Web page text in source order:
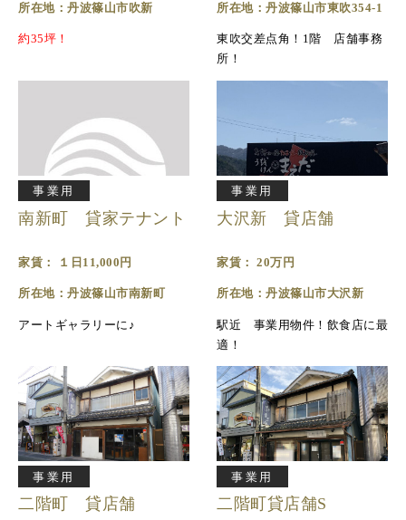
所在地：丹波篠山市吹新
約35坪！
所在地：丹波篠山市東吹354-1
東吹交差点角！1階 店舗事務
所！
事業用
南新町 貸家テナント
家賃： １日11,000円
所在地：丹波篠山市南新町
アートギャラリーに♪
事業用
大沢新 貸店舗
家賃： 20万円
所在地：丹波篠山市大沢新
駅近 事業用物件！飲食店に最
適！
事業用
二階町 貸店舗
事業用
二階町貸店舗S